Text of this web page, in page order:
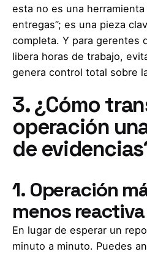
esta no es una
entregas”; es una pieza
completa. Y para gerentes
libera horas de trabajo,
genera control total sobre
3. ¿Cómo
operación
de
1. Operación
menos reactiva
En lugar de esperar un
minuto a minuto. Puedes